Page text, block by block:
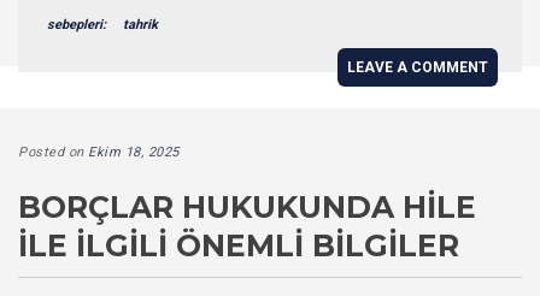
sebepleri: tahrik
LEAVE A COMMENT
Posted on Ekim 18, 2025
BORÇLAR HUKUKUNDA HILE
ILE İLGILI ÖNEMLI BILGILER